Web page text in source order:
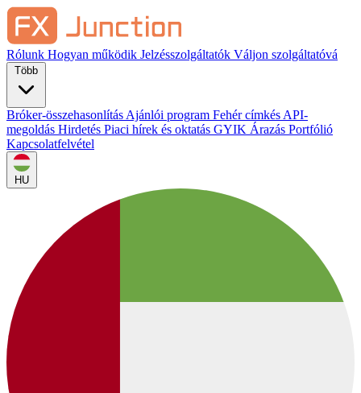
Rólunk Hogyan működik Jelzésszolgáltatók Váljon szolgáltatóvá
Bróker-összehasonlítás Ajánlói program Fehér címkés API-
megoldás Hirdetés Piaci hírek és oktatás GYIK Árazás Portfólió
Kapcsolatfelvétel
HU